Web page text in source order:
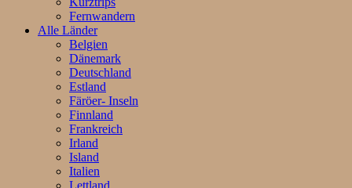
Fernwandern
Alle Länder
Belgien
Dänemark
Deutschland
Estland
Färöer- Inseln
Finnland
Frankreich
Irland
Island
Italien
Lettland